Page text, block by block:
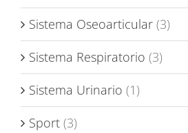
Sistema Oseoarticular (3)
Sistema Respiratorio (3)
Sistema Urinario (1)
Sport (3)